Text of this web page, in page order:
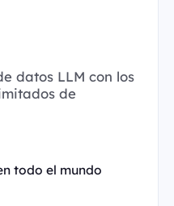
datos LLM con los
de
todo el mundo